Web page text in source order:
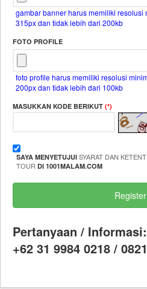
gambar banner harus memiliki resolusi
315px dan tidak lebih dari 200kb
FOTO PROFILE
foto profile harus memiliki resolusi
200px dan tidak lebih dari 100kb
MASUKKAN KODE BERIKUT (*)
SAYA MENYETUJUI SYARAT DAN
TOUR DI 1001MALAM.COM
Pertanyaan / Informasi:
+62 31 9984 0218 /